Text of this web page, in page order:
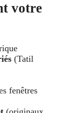
votre
(Tatil
fenêtres